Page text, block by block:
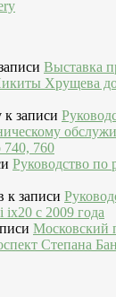
Выставка
Хрущева
к записи
740, 760
Руководство по
к записи
ix20 c 2009 года
Московский
Степана